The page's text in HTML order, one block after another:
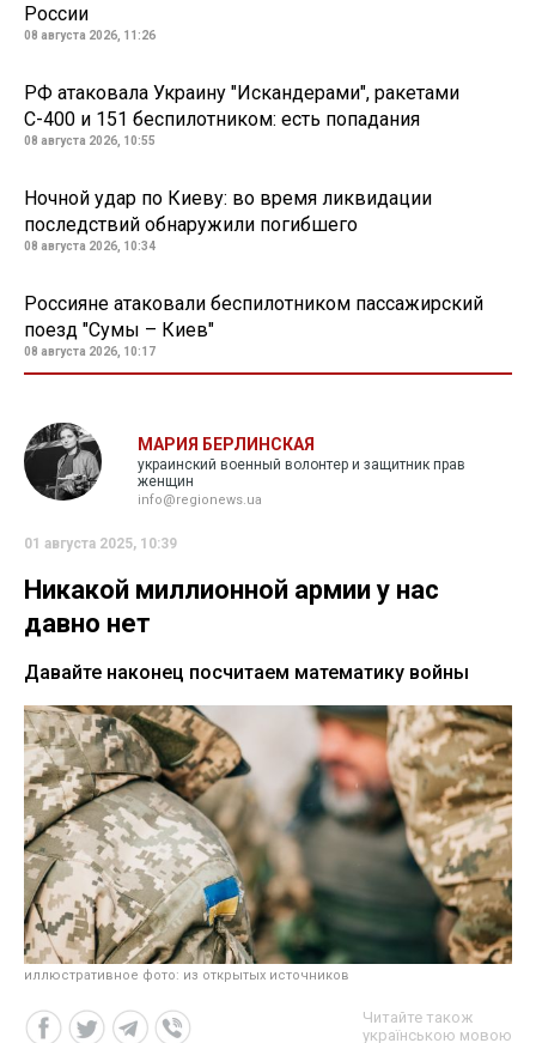
России
08 августа 2026, 11:26
РФ атаковала Украину "Искандерами", ракетами
С-400 и 151 беспилотником: есть попадания
08 августа 2026, 10:55
Ночной удар по Киеву: во время ликвидации
последствий обнаружили погибшего
08 августа 2026, 10:34
Россияне атаковали беспилотником пассажирский
поезд "Сумы – Киев"
08 августа 2026, 10:17
МАРИЯ БЕРЛИНСКАЯ
украинский военный волонтер и защитник прав
женщин
info@regionews.ua
01 августа 2025, 10:39
Никакой миллионной армии у нас
давно нет
Давайте наконец посчитаем математику войны
иллюстративное фото: из открытых источников
Читайте також
українською мовою